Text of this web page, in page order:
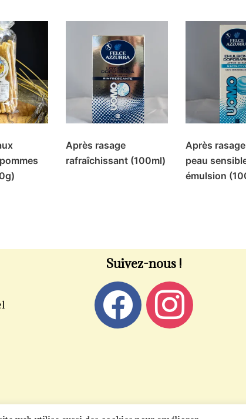
Après rasage
rafraîchissant (100ml)
Après
peau
émulsion
Suivez-nous !